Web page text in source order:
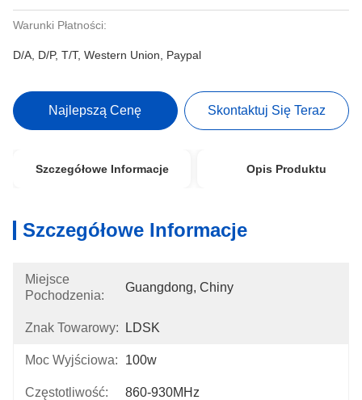
Warunki Płatności:
D/A, D/P, T/T, Western Union, Paypal
Najlepszą Cenę Skontaktuj Się Teraz
Szczegółowe Informacje Opis Produktu
Szczegółowe Informacje
Miejsce
Pochodzenia:
Guangdong, Chiny
Znak Towarowy: LDSK
Moc Wyjściowa: 100w
Częstotliwość: 860-930MHz